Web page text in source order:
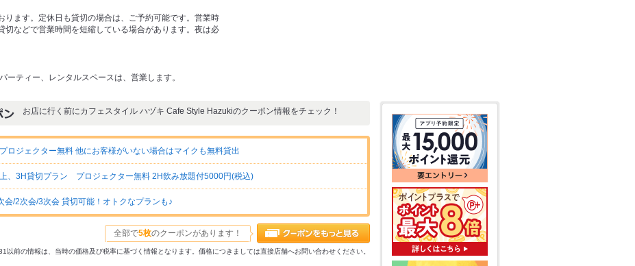
ります。定休日も貸切の場合は、ご予約可能です。営業時
切などで営業時間を短縮している場合があります。夜は必
ーティー、レンタルスペースは、営業します。
お店に行く前にカフェスタイル ハヅキ Cafe Style Hazukiのクーポン情報をチェック！
ジェクター無料 他にお客様がいない場合はマイクも無料貸出
、3H貸切プラン プロジェクター無料 2H飲み放題付5000円(税込)
会/2次会/3次会 貸切可能！オトクなプランも♪
全部で5枚のクーポンがあります！
前の情報は、当時の価格及び税率に基づく情報となります。価格につきましては直接店舗へお問い合わせください。